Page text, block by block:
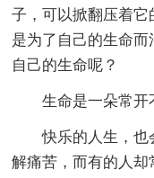
子，可以掀翻压着
是为了自己的生命
自己的生命呢？
生命是一朵常开
快乐的人生，
解痛苦，而有的人